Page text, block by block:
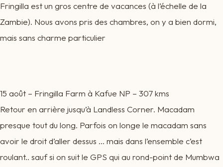
Fringilla est un gros centre de vacances (à l’échelle de la
Zambie). Nous avons pris des chambres, on y a bien dormi,
mais sans charme particulier
15 août – Fringilla Farm à Kafue NP – 307 kms
Retour en arrière jusqu’à Landless Corner. Macadam
presque tout du long. Parfois on longe le macadam sans
avoir le droit d’aller dessus … mais dans l’ensemble c’est
roulant.. sauf si on suit le GPS qui au rond-point de Mumbwa